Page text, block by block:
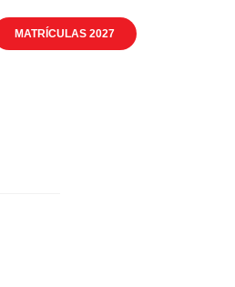
MATRÍCULAS 2027